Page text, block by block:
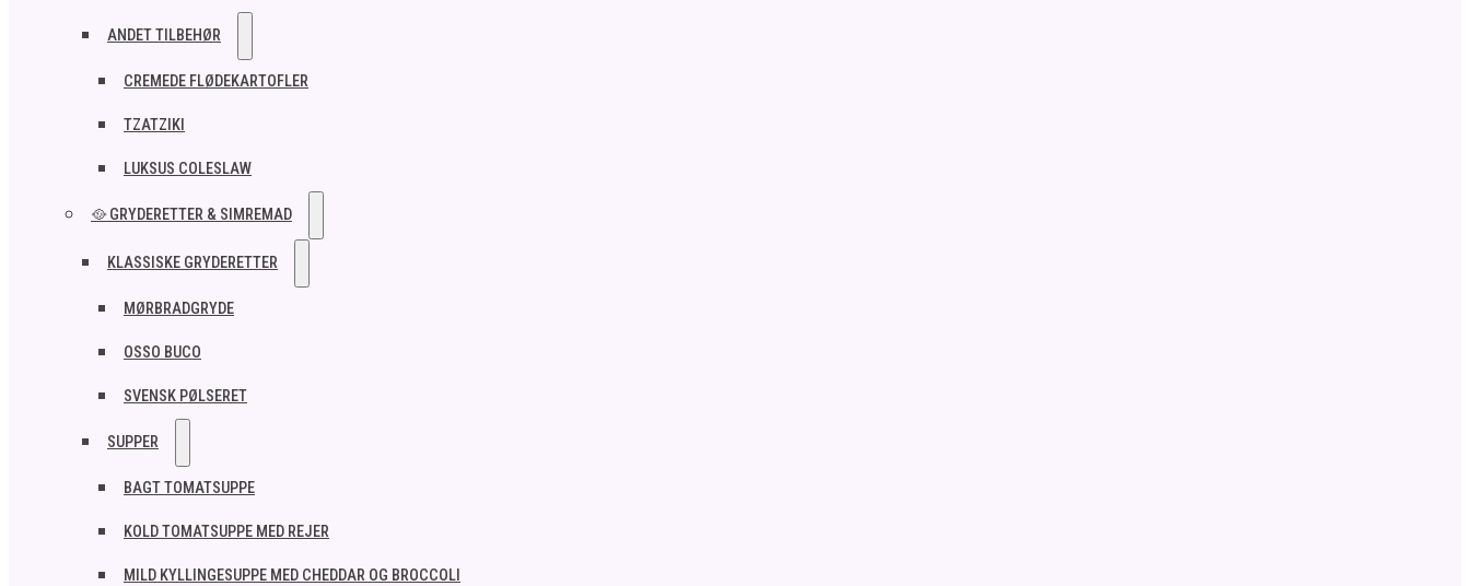
ANDET TILBEHØR
CREMEDE FLØDEKARTOFLER
TZATZIKI
LUKSUS COLESLAW
🥘 GRYDERETTER & SIMREMAD
KLASSISKE GRYDERETTER
MØRBRADGRYDE
OSSO BUCO
SVENSK PØLSERET
SUPPER
BAGT TOMATSUPPE
KOLD TOMATSUPPE MED REJER
MILD KYLLINGESUPPE MED CHEDDAR OG BROCCOLI